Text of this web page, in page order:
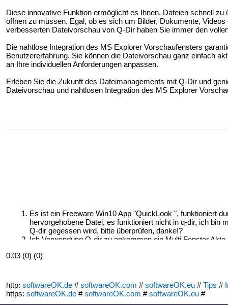
Diese innovative Funktion ermöglicht es Ihnen, Dateien schnell
öffnen zu müssen. Egal, ob es sich um Bilder, Dokumente,
verbesserten Dateivorschau von Q-Dir haben Sie immer den
Die nahtlose Integration des MS Explorer Vorschaufensters
Benutzererfahrung. Sie können die Dateivorschau ganz einfach
an Ihre individuellen Anforderungen anpassen.
Erleben Sie die Zukunft des Dateimanagements mit Q-Dir und
Dateivorschau und nahtlosen Integration des MS Explorer
Es ist ein Freeware Win10 App "QuickLook ", funktioniert
hervorgehobene Datei, es funktioniert nicht in q-dir, ich bin
Q-dir gegessen wird, bitte überprüfen, danke!?
Ich Verwendung Q-dir zu ankommen ein Multi Fenster
der rechten Seite eine vier Ordner-Zone. Standardmäßig
dauerhaft zu machen? Standardmäßig in diesem Modus
0.03 (0) (0)
http: softwareOK.de #softwareOK.com #softwareOK.eu #Tips #
https: softwareOK.de #softwareOK.com #softwareOK.eu #